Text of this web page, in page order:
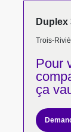
Duplex
Trois-
Pour
ça